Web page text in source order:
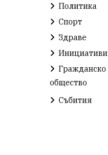
Политика
Спорт
Здраве
Инициативи
Гражданско
общество
Събития